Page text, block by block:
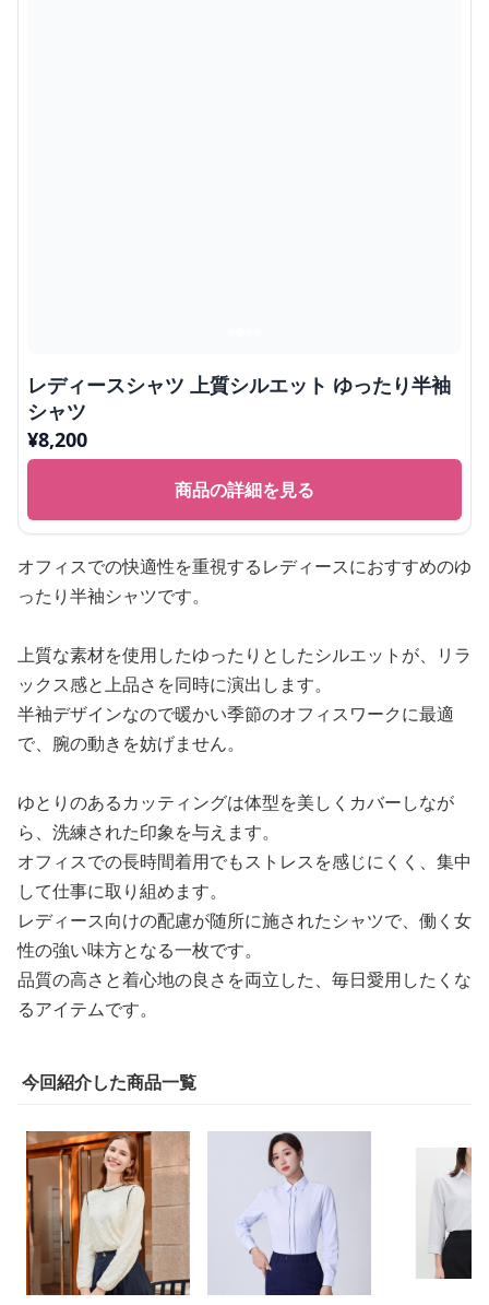
レディースシャツ 上質シルエット ゆったり半袖
シャツ
¥8,200
商品の詳細を見る
オフィスでの快適性を重視するレディースにおすすめのゆ
ったり半袖シャツです。
上質な素材を使用したゆったりとしたシルエットが、リラ
ックス感と上品さを同時に演出します。
半袖デザインなので暖かい季節のオフィスワークに最適
で、腕の動きを妨げません。
ゆとりのあるカッティングは体型を美しくカバーしなが
ら、洗練された印象を与えます。
オフィスでの長時間着用でもストレスを感じにくく、集中
して仕事に取り組めます。
レディース向けの配慮が随所に施されたシャツで、働く女
性の強い味方となる一枚です。
品質の高さと着心地の良さを両立した、毎日愛用したくな
るアイテムです。
今回紹介した商品一覧